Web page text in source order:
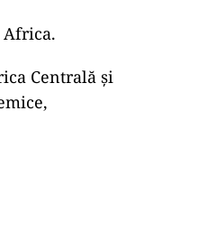
Africa.
Centrală și